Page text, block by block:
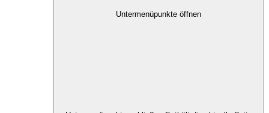
Untermenüpunkte öffnen